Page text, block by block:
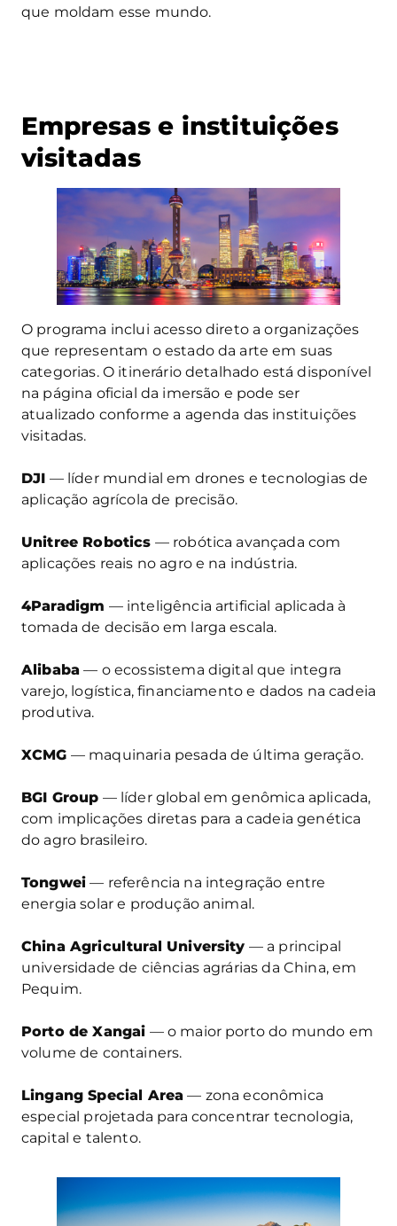
que moldam esse mundo.
Empresas e instituições
visitadas
O programa inclui acesso direto a organizações
que representam o estado da arte em suas
categorias. O itinerário detalhado está disponível
na página oficial da imersão e pode ser
atualizado conforme a agenda das instituições
visitadas.
DJI — líder mundial em drones e tecnologias de
aplicação agrícola de precisão.
Unitree Robotics — robótica avançada com
aplicações reais no agro e na indústria.
4Paradigm — inteligência artificial aplicada à
tomada de decisão em larga escala.
Alibaba — o ecossistema digital que integra
varejo, logística, financiamento e dados na cadeia
produtiva.
XCMG — maquinaria pesada de última geração.
BGI Group — líder global em genômica aplicada,
com implicações diretas para a cadeia genética
do agro brasileiro.
Tongwei — referência na integração entre
energia solar e produção animal.
China Agricultural University — a principal
universidade de ciências agrárias da China, em
Pequim.
Porto de Xangai — o maior porto do mundo em
volume de containers.
Lingang Special Area — zona econômica
especial projetada para concentrar tecnologia,
capital e talento.